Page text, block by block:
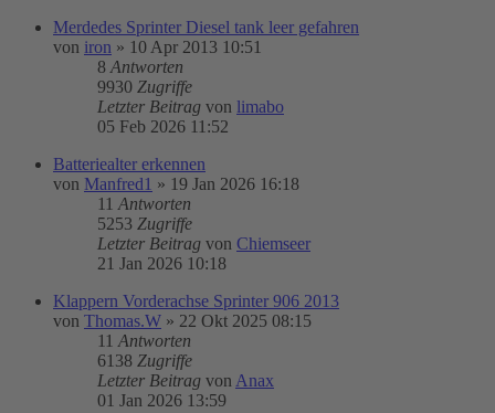
Merdedes Sprinter Diesel tank leer gefahren
von iron » 10 Apr 2013 10:51
8 Antworten
9930 Zugriffe
Letzter Beitrag von limabo
05 Feb 2026 11:52
Batteriealter erkennen
von Manfred1 » 19 Jan 2026 16:18
11 Antworten
5253 Zugriffe
Letzter Beitrag von Chiemseer
21 Jan 2026 10:18
Klappern Vorderachse Sprinter 906 2013
von Thomas.W » 22 Okt 2025 08:15
11 Antworten
6138 Zugriffe
Letzter Beitrag von Anax
01 Jan 2026 13:59